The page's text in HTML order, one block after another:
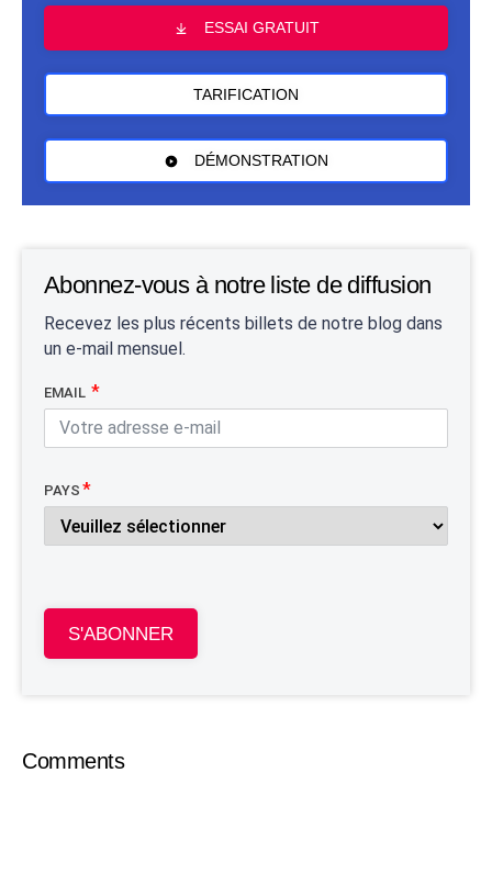
ESSAI GRATUIT
TARIFICATION
DÉMONSTRATION
Abonnez-vous à notre liste de diffusion
Recevez les plus récents billets de notre blog dans
un e-mail mensuel.
EMAIL
PAYS
S'ABONNER
Comments